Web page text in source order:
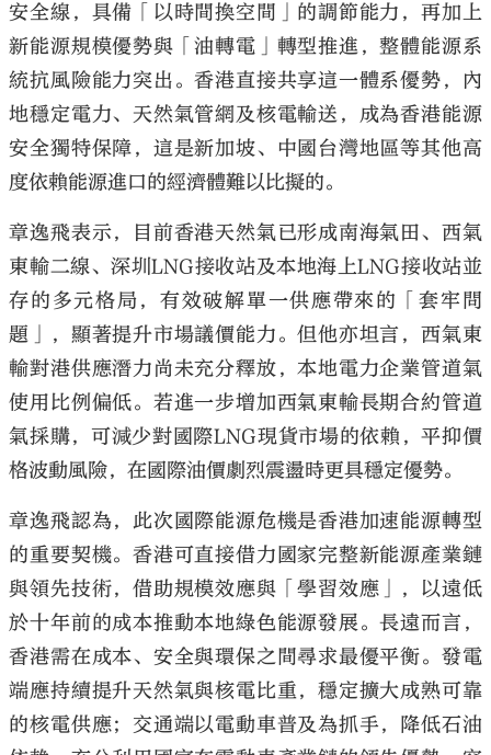
安全線，具備「以時間換空間」的調節能力，再加上
新能源規模優勢與「油轉電」轉型推進，整體能源系
統抗風險能力突出。香港直接共享這一體系優勢，內
地穩定電力、天然氣管網及核電輸送，成為香港能源
安全獨特保障，這是新加坡、中國台灣地區等其他高
度依賴能源進口的經濟體難以比擬的。
章逸飛表示，目前香港天然氣已形成南海氣田、西氣
東輸二線、深圳LNG接收站及本地海上LNG接收站並
存的多元格局，有效破解單一供應帶來的「套牢問
題」，顯著提升市場議價能力。但他亦坦言，西氣東
輸對港供應潛力尚未充分釋放，本地電力企業管道氣
使用比例偏低。若進一步增加西氣東輸長期合約管道
氣採購，可減少對國際LNG現貨市場的依賴，平抑價
格波動風險，在國際油價劇烈震盪時更具穩定優勢。
章逸飛認為，此次國際能源危機是香港加速能源轉型
的重要契機。香港可直接借力國家完整新能源產業鏈
與領先技術，借助規模效應與「學習效應」，以遠低
於十年前的成本推動本地綠色能源發展。長遠而言，
香港需在成本、安全與環保之間尋求最優平衡。發電
端應持續提升天然氣與核電比重，穩定擴大成熟可靠
的核電供應；交通端以電動車普及為抓手，降低石油